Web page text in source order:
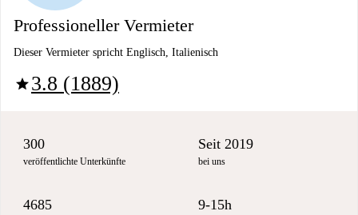
Professioneller Vermieter
Dieser Vermieter spricht Englisch, Italienisch
star3.8 (1889)
300
veröffentlichte Unterkünfte
Seit 2019
bei uns
4685 9-15h